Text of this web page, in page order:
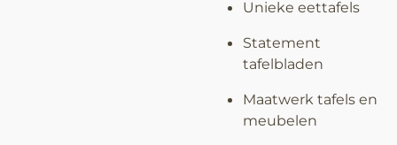
Unieke eettafels
Statement
tafelbladen
Maatwerk tafels en
meubelen